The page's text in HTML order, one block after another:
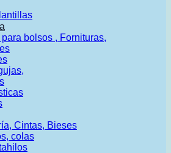
bolsos , Fornituras,
Cintas, Bieses
colas